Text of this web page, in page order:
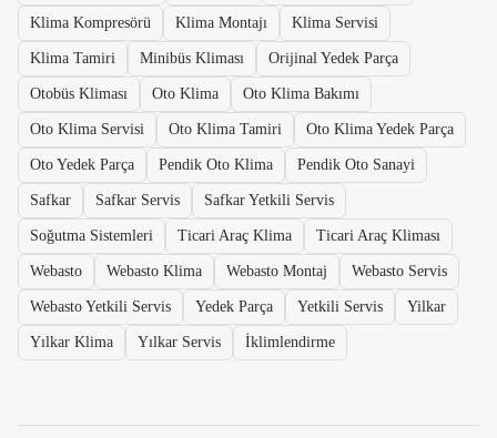
Klima Kompresörü Klima Montajı Klima Servisi
Klima Tamiri Minibüs Kliması Orijinal Yedek Parça
Otobüs Kliması Oto Klima Oto Klima Bakımı
Oto Klima Servisi Oto Klima Tamiri Oto Klima Yedek Parça
Oto Yedek Parça Pendik Oto Klima Pendik Oto Sanayi
Safkar Safkar Servis Safkar Yetkili Servis
Soğutma Sistemleri Ticari Araç Klima Ticari Araç Kliması
Webasto Webasto Klima Webasto Montaj Webasto Servis
Webasto Yetkili Servis Yedek Parça Yetkili Servis Yilkar
Yılkar Klima Yılkar Servis İklimlendirme